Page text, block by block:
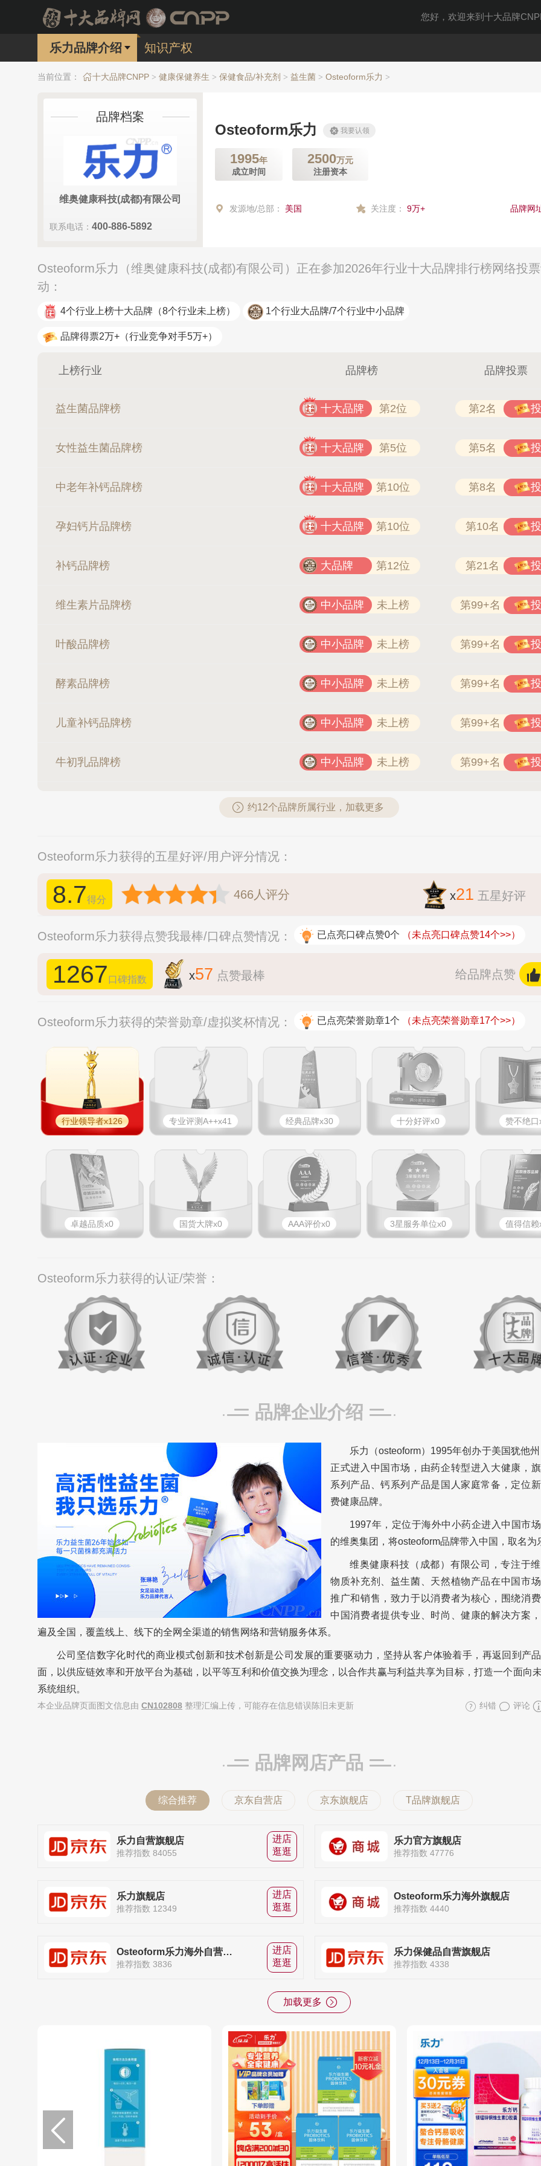
您好，欢迎来到十大品牌
乐力品牌介绍 知识产权
当前位置： 十大品牌CNPP > 健康保健养生 > 保健食品/补充剂 > 益生菌 > Osteoform乐力 >
品牌档案
维奥健康科技(成都)有限公司
联系电话： 400-886-5892
Osteoform乐力 我要认领
1995年
成立时间
2500万元
注册资本
发源地/总部： 美国 关注度： 9万+ 品牌网
Osteoform乐力（维奥健康科技(成都)有限公司）正在参加2026年行业十大品牌排行榜网络投
动：
4个行业上榜十大品牌 （8个行业未上榜） 1个行业大品牌/7个行业中小品牌
品牌得票2万+ （行业竞争对手5万+）
上榜行业 品牌榜 品牌投票
益生菌品牌榜 十大品牌 第2位 第2名
女性益生菌品牌榜 十大品牌 第5位 第5名
中老年补钙品牌榜 十大品牌 第10位 第8名
孕妇钙片品牌榜 十大品牌 第10位 第10名
补钙品牌榜 大品牌 第12位 第21名
维生素片品牌榜 中小品牌 未上榜 第99+名
叶酸品牌榜 中小品牌 未上榜 第99+名
酵素品牌榜 中小品牌 未上榜 第99+名
儿童补钙品牌榜 中小品牌 未上榜 第99+名
牛初乳品牌榜 中小品牌 未上榜 第99+名
约12个品牌所属行业，加载更多
Osteoform乐力获得的五星好评/用户评分情况：
8.7得分 466人评分 x21 五星好评
Osteoform乐力获得点赞我最棒/口碑点赞情况： 已点亮口碑点赞0个 （未点亮口碑点赞14个>>）
1267口碑指数 x57 点赞最棒 给品牌点赞
Osteoform乐力获得的荣誉勋章/虚拟奖杯情况： 已点亮荣誉勋章1个 （未点亮荣誉勋章17个>>）
行业领导者x126 专业​评测A++x41 经典品牌x30 十分好评x0 赞不绝口
卓越品质x0 国货大牌x0 AAA评价x0 3星服务单位x0 值得信赖
Osteoform乐力获得的认证/荣誉：
品牌企业介绍
乐力（osteoform）1995年创办于美国犹他
正式进入中国市场，由药企转型进入大健康，
系列产品、钙系列产品是国人家庭常备，定位
费健康品牌。
1997年，定位于海外中小药企进入中国市
的维奥集团，将osteoform品牌带入中国，取名为
维奥健康科技（成都）有限公司，专注于
物质补充剂、益生菌、天然植物产品在中国市
推广和销售，致力于以消费者为核心，围绕消
中国消费者提供专业、时尚、健康的解决方案
遍及全国，覆盖线上、线下的全网全渠道的销售网络和营销服务体系。
公司坚信数字化时代的商业模式创新和技术创新是公司发展的重要驱动力，坚持从客户体验着手，再返回到产
面，以供应链效率和开放平台为基础，以平等互利和价值交换为理念，以合作共赢与利益共享为目标，打造一个面向
系统组织。
本企业品牌页面图文信息由 CN102808 整理汇编上传，可能存在信息错误陈旧未更新 纠错 评论
品牌网店产品
综合推荐 京东自营店 京东旗舰店 T品牌旗舰店
乐力自营旗舰店
推荐指数 84055
进店
逛逛
乐力官方旗舰店
推荐指数 47776
乐力旗舰店
推荐指数 12349
进店
逛逛
Osteoform乐力海外旗舰店
推荐指数 4440
Osteoform乐力海外自营旗舰店
推荐指数 3836
进店
逛逛
乐力保健品自营旗舰店
推荐指数 4338
加载更多